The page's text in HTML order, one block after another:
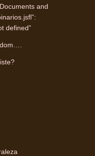
and
defined”